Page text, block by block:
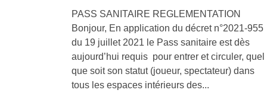
PASS SANITAIRE REGLEMENTATION
Bonjour, En application du décret n°2021-955
du 19 juillet 2021 le Pass sanitaire est dès
aujourd’hui requis pour entrer et circuler, quel
que soit son statut (joueur, spectateur) dans
tous les espaces intérieurs des...